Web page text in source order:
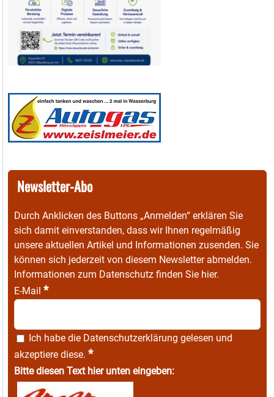
Newsletter-Abo
Durch Anklicken des Buttons „Anmelden“ erklären Sie
sich damit einverstanden, dass wir Ihnen regelmäßig
unsere aktuellen Artikel und Informationen zusenden. Sie
können sich jederzeit von diesem Newsletter abmelden.
Informationen zum Datenschutz finden Sie hier.
E-Mail *
Ich habe die Datenschutzerklärung gelesen und
akzeptiere diese. *
Bitte diesen Text hier unten eingeben: